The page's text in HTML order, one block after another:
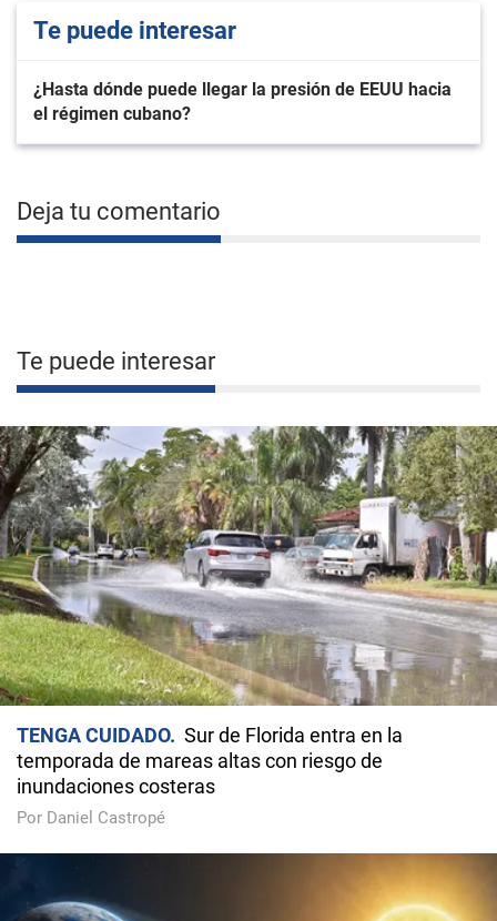
Te puede interesar
¿Hasta dónde puede llegar la presión de EEUU hacia
el régimen cubano?
Deja tu comentario
Te puede interesar
TENGA CUIDADO
Sur de Florida entra en la
temporada de mareas altas con riesgo de
inundaciones costeras
Por Daniel Castropé